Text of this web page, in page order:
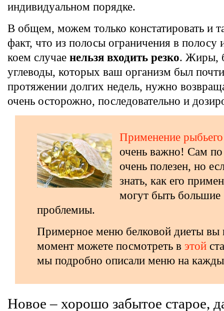
индивидуальном порядке.
В общем, можем только констатировать и
факт, что из полосы ограничения в полосу
коем случае нельзя входить резко. Жиры,
углеводы, которых ваш организм был
протяжении долгих недель, нужно
очень осторожно, последовательно и
Применение
очень важно! Сам по
очень полезен, но
знать, как его
могут быть большие
проблемиы.
Примерное меню белковой диеты вы
момент можете посмотреть в этой
мы подробно описали меню на
Новое – хорошо забытое старое,